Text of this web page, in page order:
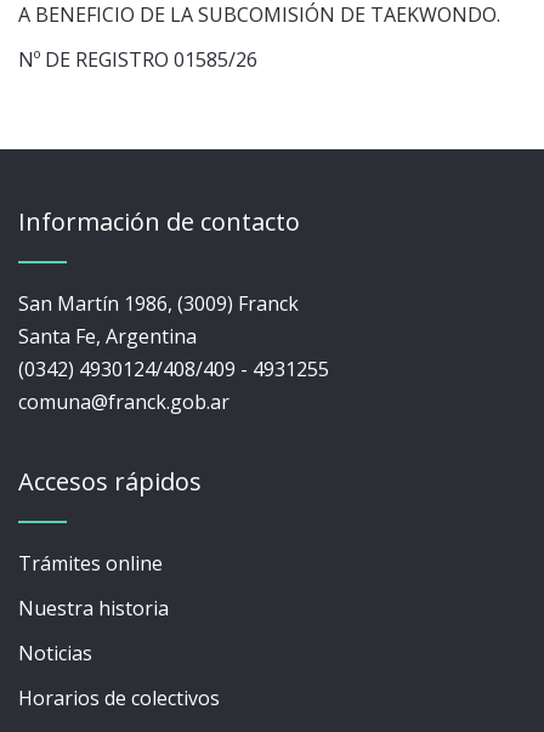
A BENEFICIO DE LA SUBCOMISIÓN DE TAEKWONDO.
Nº DE REGISTRO 01585/26
Información de contacto
San Martín 1986, (3009) Franck
Santa Fe, Argentina
(0342) 4930124/408/409 - 4931255
comuna@franck.gob.ar
Accesos rápidos
Trámites online
Nuestra historia
Noticias
Horarios de colectivos